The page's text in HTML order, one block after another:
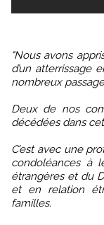
"Nous avons appris avec tristesse l’accident d’avion qui, lors
d’un atterrissage
nombreux
Deux de nos
décédées dans
C’est avec une
condoléances à
étrangères et du
et en relation
familles.